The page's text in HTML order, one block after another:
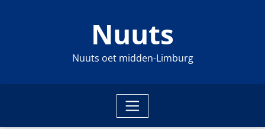
Nuuts
Nuuts oet midden-Limburg